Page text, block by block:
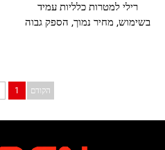
רילי למטרות כלליות עמיד
בשימוש, מחיר נמוך, הספק גבוה
הקודם 1